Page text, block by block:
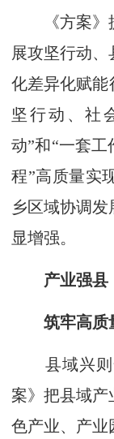
《方案》提
展攻坚行动
化差异化赋能
坚行动、社
动”和“一套工
程”高质量实
乡区域协调
显增强。
产业强县
筑牢高质
县域兴则
案》把县域产
色产业、产业